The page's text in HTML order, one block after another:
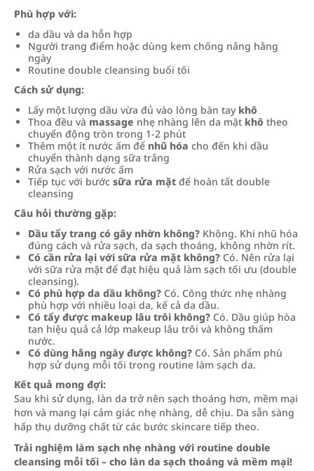
Phù hợp với:
da dầu và da hỗn hợp
Người trang điểm hoặc dùng kem chống nắng hằng
ngày
Routine double cleansing buổi tối
Cách sử dụng:
Lấy một lượng dầu vừa đủ vào lòng bàn tay khô
Thoa đều và massage nhẹ nhàng lên da mặt khô theo
chuyển động tròn trong 1-2 phút
Thêm một ít nước ấm để nhũ hóa cho đến khi dầu
chuyển thành dạng sữa trắng
Rửa sạch với nước ấm
Tiếp tục với bước sữa rửa mặt để hoàn tất double
cleansing
Câu hỏi thường gặp:
Dầu tẩy trang có gây nhờn không? Không. Khi nhũ hóa
đúng cách và rửa sạch, da sạch thoáng, không nhờn rít.
Có cần rửa lại với sữa rửa mặt không? Có. Nên rửa lại
với sữa rửa mặt để đạt hiệu quả làm sạch tối ưu (double
cleansing).
Có phù hợp da dầu không? Có. Công thức nhẹ nhàng
phù hợp với nhiều loại da, kể cả da dầu.
Có tẩy được makeup lâu trôi không? Có. Dầu giúp hòa
tan hiệu quả cả lớp makeup lâu trôi và không thấm
nước.
Có dùng hằng ngày được không? Có. Sản phẩm phù
hợp sử dụng mỗi tối trong routine làm sạch da.
Kết quả mong đợi:
Sau khi sử dụng, làn da trở nên sạch thoáng hơn, mềm mại
hơn và mang lại cảm giác nhẹ nhàng, dễ chịu. Da sẵn sàng
hấp thụ dưỡng chất từ các bước skincare tiếp theo.
Trải nghiệm làm sạch nhẹ nhàng với routine double
cleansing mỗi tối – cho làn da sạch thoáng và mềm mại!